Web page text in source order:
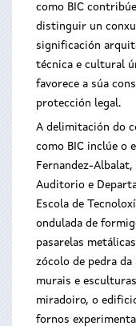
como BIC
distinguir un
significación
técnica e cultural
favorece a súa
protección legal.
A delimitación do
como BIC inclúe o
Fernandez-Albalat,
Auditorio e
Escola de
ondulada de
pasarelas
zócolo de pedra
murais e
miradoiro, o
fornos